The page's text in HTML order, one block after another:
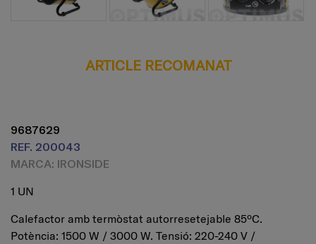
ARTICLE RECOMANAT
9687629
REF. 200043
MARCA: IRONSIDE
1 UN
Calefactor amb termòstat autorresetejable 85ºC.
Potència: 1500 W / 3000 W. Tensió: 220-240 V /